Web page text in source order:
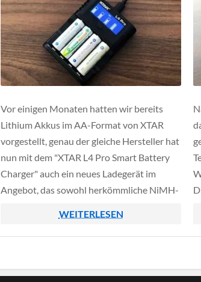
Vor einigen Monaten hatten wir bereits
Lithium Akkus im AA-Format von XTAR
vorgestellt, genau der gleiche Hersteller hat
nun mit dem "XTAR L4 Pro Smart Battery
Charger" auch ein neues Ladegerät im
Angebot, das sowohl herkömmliche NiMH-
aufladen kann, deshalb möchten wir euch
dieses im folgenden Artikel etwas genauer
WEITERLESEN